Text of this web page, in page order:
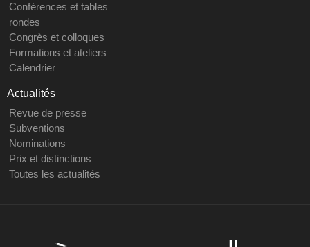
Conférences et tables
rondes
Congrès et colloques
Formations et ateliers
Calendrier
Actualités
Revue de presse
Subventions
Nominations
Prix et distinctions
Toutes les actualités